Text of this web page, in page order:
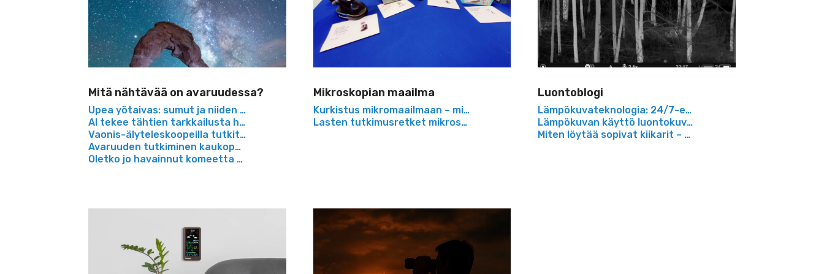
Mitä nähtävää on avaruudessa?
Upea yötaivas: sumut ja niiden salaisuudet
AI tekee tähtien tarkkailusta helppoa myös aloittelijoille
Vaonis-älyteleskoopeilla tutkit avaruutta helposti ja tarkasti
Avaruuden tutkiminen kaukoputkella: Matka taivaan ihmeisiin
Oletko jo havainnut komeetta 12P/Pons-Brooksin?
Mikroskopian maailma
Kurkistus mikromaailmaan – mikroskoopit opetuksen välineenä
Lasten tutkimusretket mikroskopian maailmassa
Luontoblogi
Lämpökuvateknologia: 24/7-etu lintujen tarkkailussa
Lämpökuvan käyttö luontokuvauksessa
Miten löytää sopivat kiikarit – Opas täydellisten